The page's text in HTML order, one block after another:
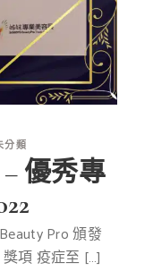
分類
– 優秀專
Pro 頒發
項 疫症至 […]